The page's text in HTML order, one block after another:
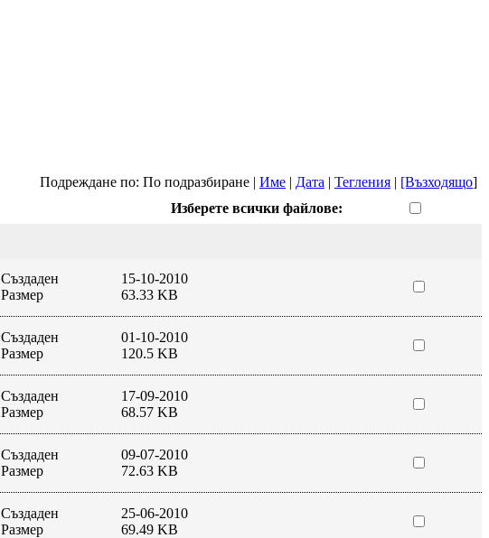
Подреждане по: По подразбиране | Име | Дата | Тегления | [Възходящо]
Изберете всички файлове:
Създаден
Размер
15-10-2010
63.33 KB
Създаден
Размер
01-10-2010
120.5 KB
Създаден
Размер
17-09-2010
68.57 KB
Създаден
Размер
09-07-2010
72.63 KB
Създаден
Размер
25-06-2010
69.49 KB